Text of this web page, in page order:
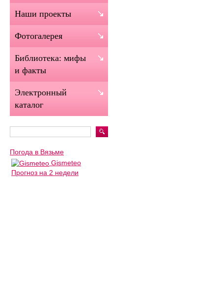
Наши проекты
Фотогалерея
Библиотека: мифы
и факты
Электронный
каталог
Погода в Вязьме
Gismeteo
Прогноз на 2 недели